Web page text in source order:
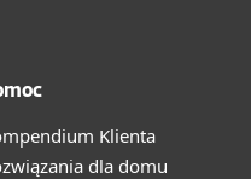
Klienta
dla domu